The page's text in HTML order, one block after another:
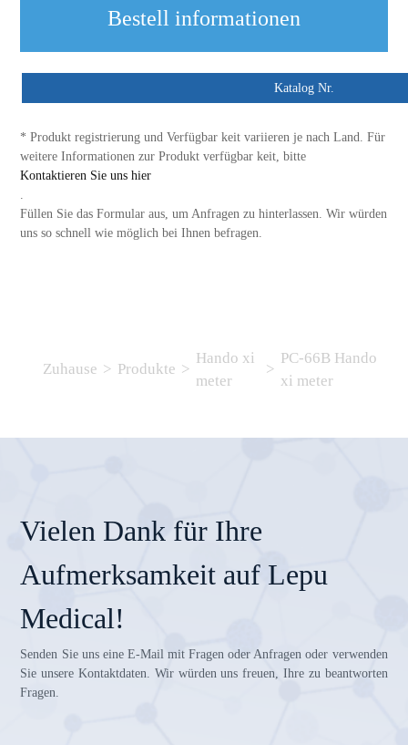
Bestell informationen
Katalog Nr.
* Produkt registrierung und Verfügbar keit variieren je nach Land. Für
weitere Informationen zur Produkt verfügbar keit, bitte
Kontaktieren Sie uns hier
.
Füllen Sie das Formular aus, um Anfragen zu hinterlassen. Wir würden
uns so schnell wie möglich bei Ihnen befragen.
Zuhause > Produkte >
Hando xi
meter
>
PC-66B Hando
xi meter
Vielen Dank für Ihre
Aufmerksamkeit auf Lepu
Medical!
Senden Sie uns eine E-Mail mit Fragen oder Anfragen oder verwenden
Sie unsere Kontaktdaten. Wir würden uns freuen, Ihre zu beantworten
Fragen.